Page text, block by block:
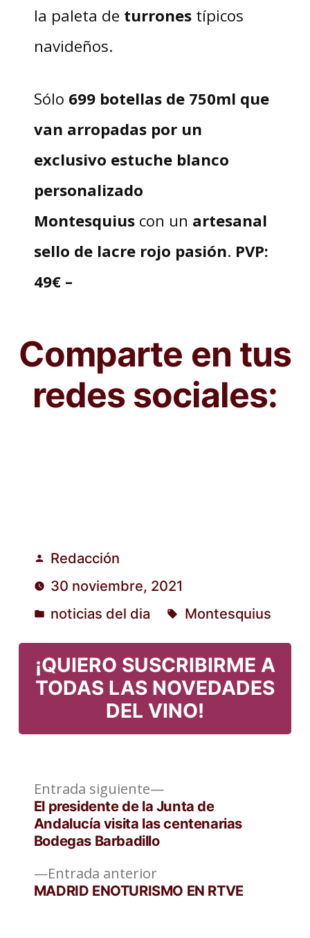
la paleta de turrones típicos
navideños.
Sólo 699 botellas de 750ml que
van arropadas por un
exclusivo estuche blanco
personalizado
Montesquiuscon un artesanal
sello de lacre rojo pasión. PVP:
49€ –
Comparte en tus
redes sociales:
Publicado
por
Redacción
30 noviembre, 2021
Publicado
en
noticias del dia Montesquius
¡QUIERO SUSCRIBIRME A
TODAS LAS NOVEDADES
DEL VINO!
Navegación
de
entradas
Entrada anteriorEntrada
anterior:
MADRID ENOTURISMO EN RTVE
Entrada siguiente
Entrada
siguiente:
El presidente de la Junta de
Andalucía visita las centenarias
Bodegas Barbadillo